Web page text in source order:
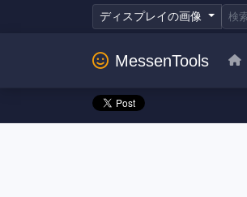
ディスプレイの画像
MessenTools